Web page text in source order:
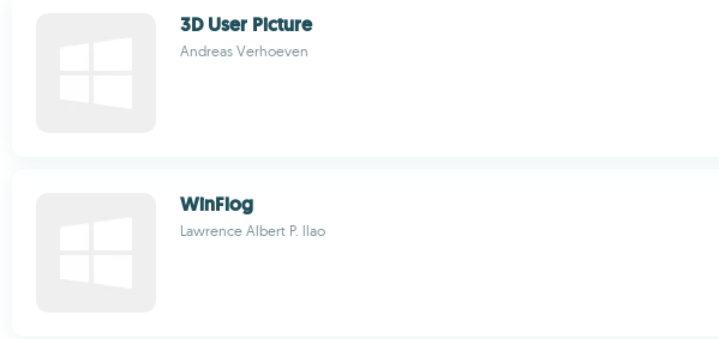
3D User Picture
Andreas Verhoeven
WinFlog
Lawrence Albert P. llao